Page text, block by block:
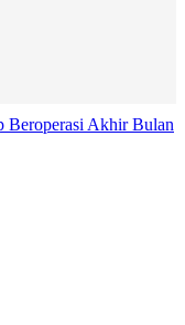
Beroperasi Akhir Bulan